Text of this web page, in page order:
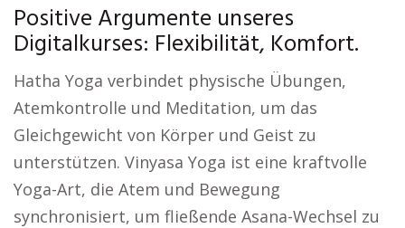
Positive Argumente unseres
Digitalkurses: Flexibilität, Komfort.
Hatha Yoga verbindet physische Übungen,
Atemkontrolle und Meditation, um das
Gleichgewicht von Körper und Geist zu
unterstützen. Vinyasa Yoga ist eine kraftvolle
Yoga-Art, die Atem und Bewegung
synchronisiert, um fließende Asana-Wechsel zu